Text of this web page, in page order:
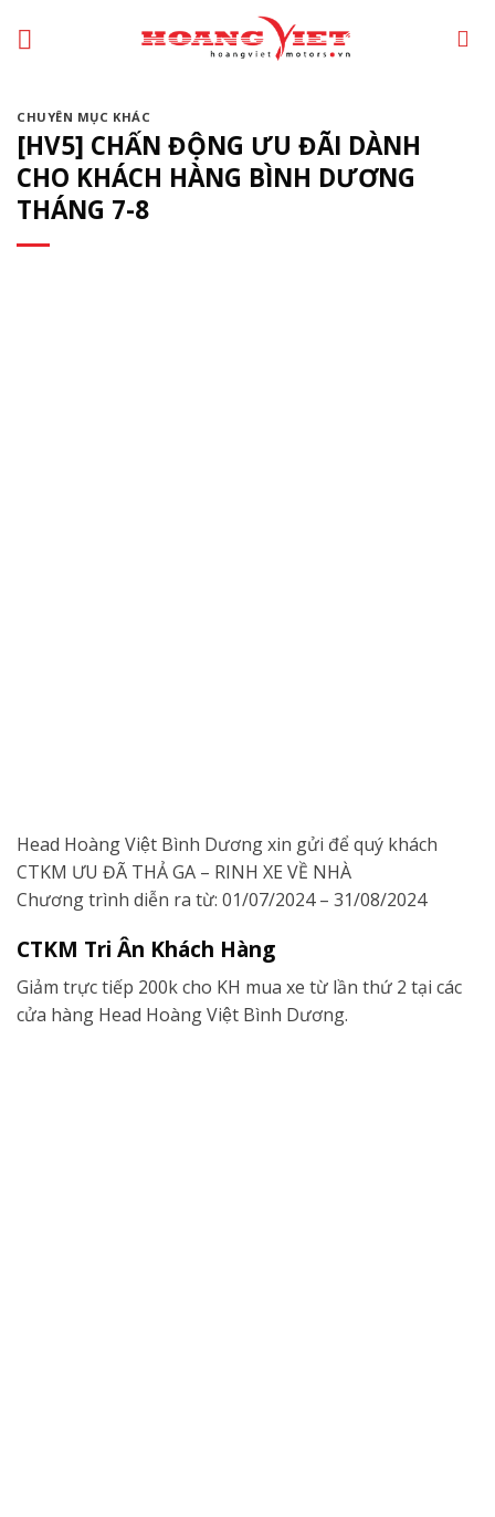
đến
dung
CHUYÊN MỤC KHÁC
[HV5] CHẤN ĐỘNG ƯU ĐÃI DÀNH
CHO KHÁCH HÀNG BÌNH DƯƠNG
THÁNG 7-8
Head Hoàng Việt Bình Dương xin gửi để quý khách
CTKM ƯU ĐÃ THẢ GA – RINH XE VỀ NHÀ
Chương trình diễn ra từ: 01/07/2024 – 31/08/2024
CTKM Tri Ân Khách Hàng
Giảm trực tiếp 200k cho KH mua xe từ lần thứ 2 tại các
cửa hàng Head Hoàng Việt Bình Dương.